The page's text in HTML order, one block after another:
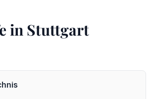
in Stuttgart